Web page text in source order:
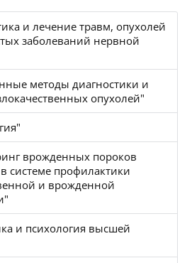
и лечение травм, опухолей
заболеваний нервной
методы диагностики и
опухолей"
врожденных пороков
системе профилактики
и врожденной
и психология высшей